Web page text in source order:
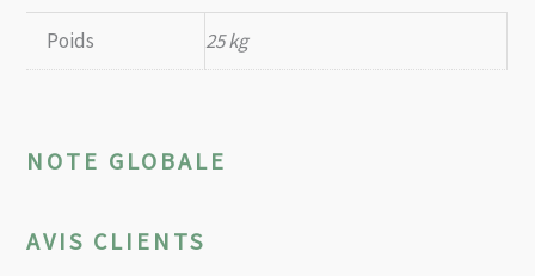
Poids 25 kg
NOTE GLOBALE
AVIS CLIENTS